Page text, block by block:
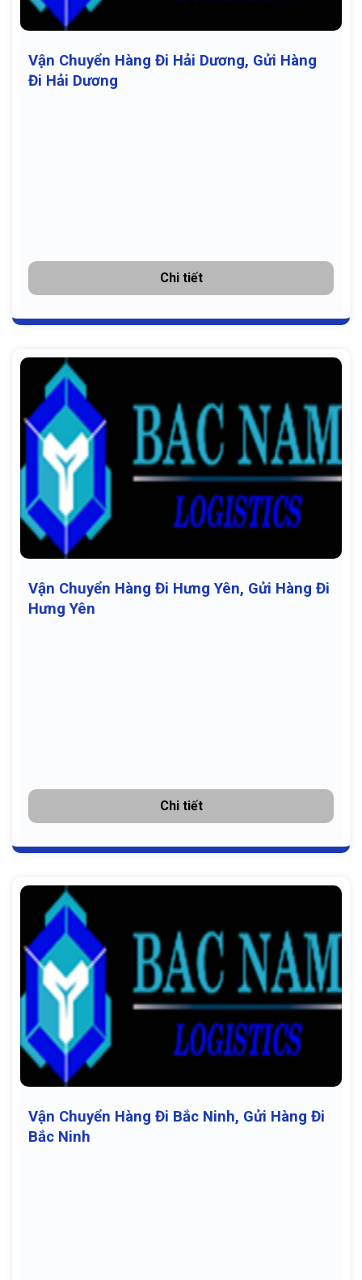
Vận Chuyển Hàng Đi Hải Dương, Gửi Hàng
Đi Hải Dương
Chi tiết
Vận Chuyển Hàng Đi Hưng Yên, Gửi Hàng Đi
Hưng Yên
Chi tiết
Vận Chuyển Hàng Đi Bắc Ninh, Gửi Hàng Đi
Bắc Ninh